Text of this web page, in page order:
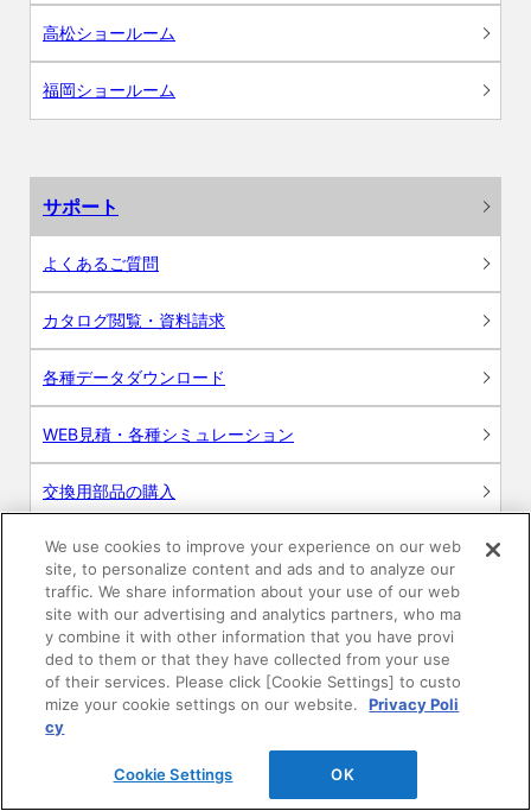
高松ショールーム
福岡ショールーム
サポート
よくあるご質問
カタログ閲覧・資料請求
各種データダウンロード
WEB見積・各種シミュレーション
交換用部品の購入
修理・点検
お問い合わせ
ログイン
建築・設計関係者様向けサイト
ユーザー登録サービス
We use cookies to improve your experience on our web
site, to personalize content and ads and to analyze our
traffic. We share information about your use of our web
site with our advertising and analytics partners, who ma
y combine it with other information that you have provi
ded to them or that they have collected from your use
of their services. Please click [Cookie Settings] to custo
mize your cookie settings on our website.
Privacy Poli
cy
Cookie Settings OK